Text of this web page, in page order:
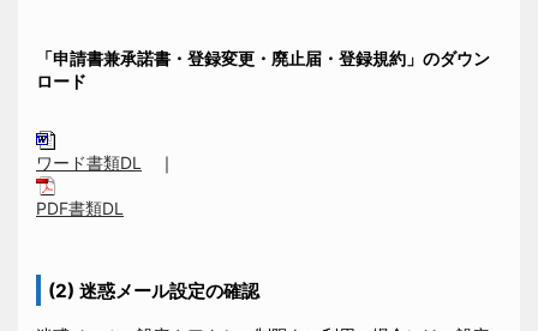
「申請書兼承諾書・登録変更・廃止届・登録規約」のダウン
ロード
ワード書類DL ｜
PDF書類DL
(2) 迷惑メール設定の確認